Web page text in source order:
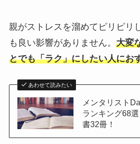
親がストレスを溜めてピリピリ
も良い影響がありません。 大変
とでも「ラク」にしたい人にお
あわせて読みたい
メンタリスト
ランキング68
書32冊！